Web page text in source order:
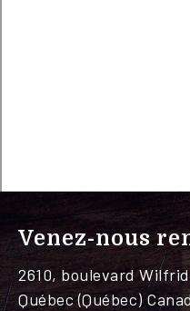
Venez-nous
2610, boulevard
Québec (Québec)